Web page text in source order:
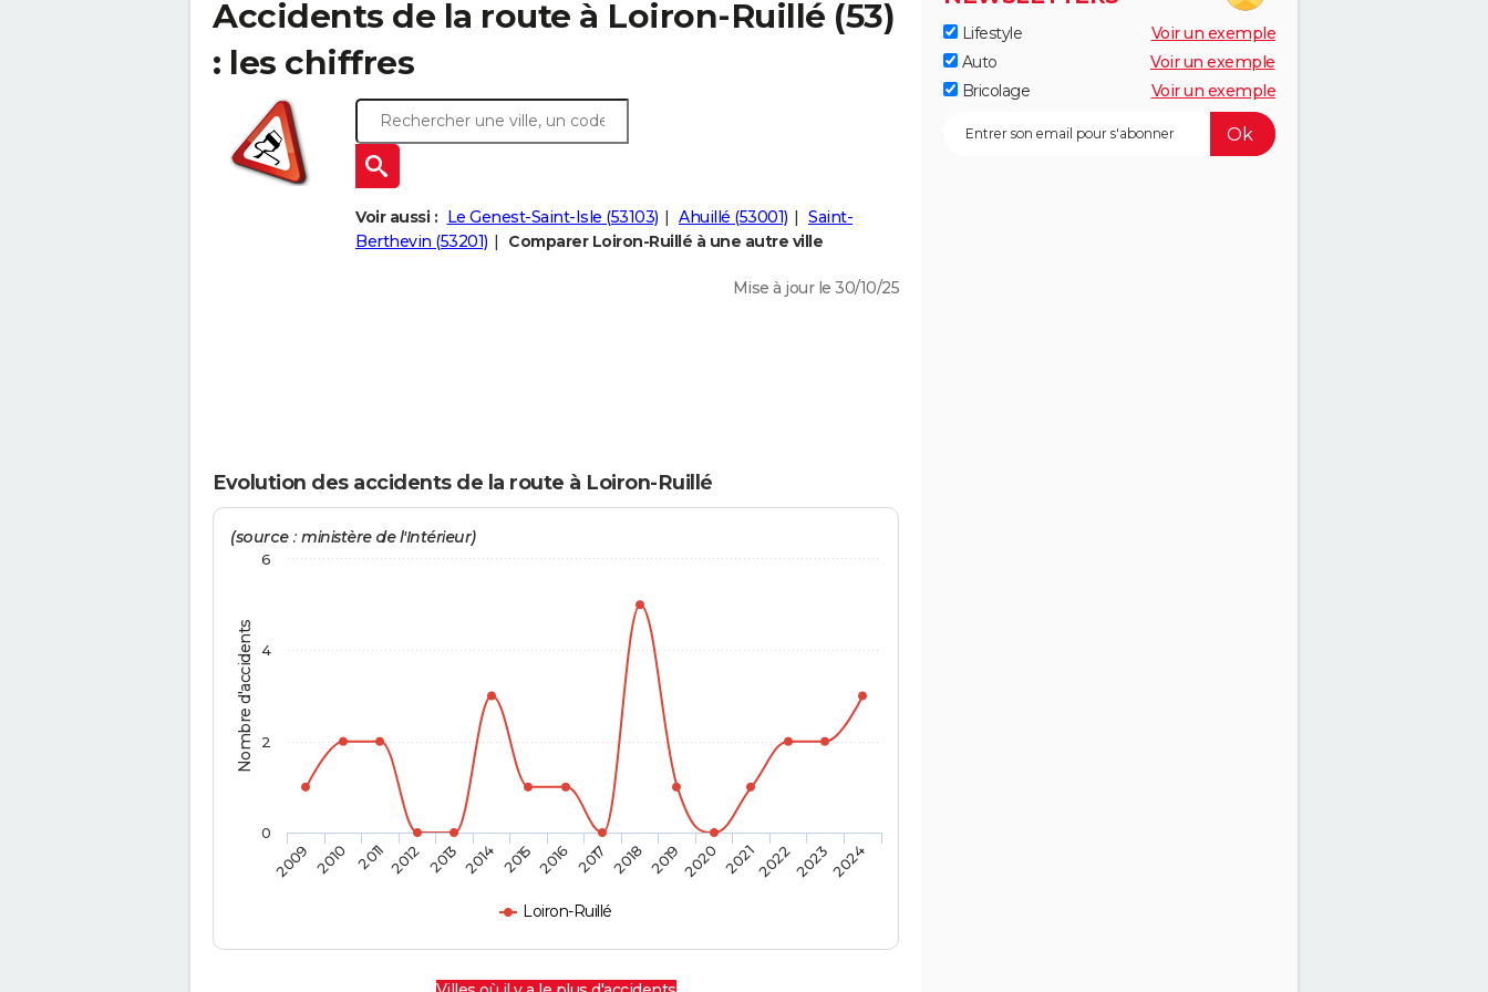
Accidents de la route à Loiron-Ruillé (53)
: les chiffres
Voir aussi : Le Genest-Saint-Isle (53103) Ahuillé (53001)
Saint-
Berthevin (53201)
Comparer Loiron-Ruillé à une autre ville
Mise à jour le 30/10/25
Evolution des accidents de la route à Loiron-Ruillé
Nombre d'accidents
(source : ministère de l'Intérieur)
Loiron-Ruillé
2009 2010 2011 2012 2013 2014 2015 2016 2017 2018 20192020 2021202220232024
0
2
4
6
Lifestyle
Voir un exemple
Auto
Voir un exemple
Bricolage
Voir un exemple